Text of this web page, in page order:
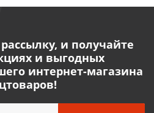
и получайте
и выгодных
интернет-магазина